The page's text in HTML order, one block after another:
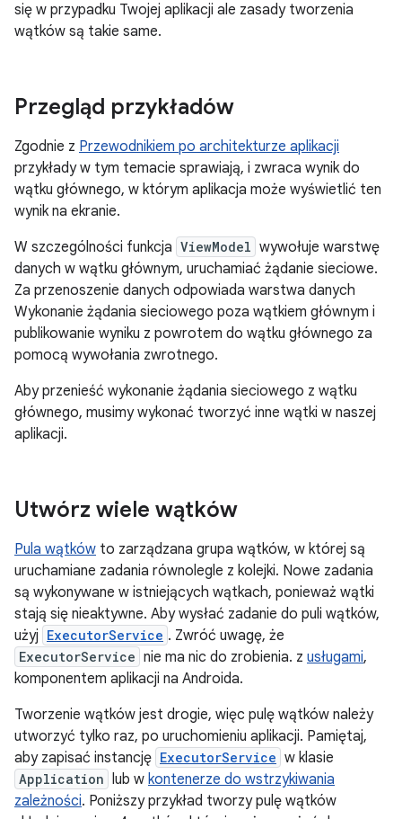
się w przypadku Twojej aplikacji ale zasady tworzenia
wątków są takie same.
Przegląd przykładów
Zgodnie z Przewodnikiem po architekturze aplikacji
przykłady w tym temacie sprawiają, i zwraca wynik do
wątku głównego, w którym aplikacja może wyświetlić ten
wynik na ekranie.
W szczególności funkcja ViewModel wywołuje warstwę
danych w wątku głównym, uruchamiać żądanie sieciowe.
Za przenoszenie danych odpowiada warstwa danych
Wykonanie żądania sieciowego poza wątkiem głównym i
publikowanie wyniku z powrotem do wątku głównego za
pomocą wywołania zwrotnego.
Aby przenieść wykonanie żądania sieciowego z wątku
głównego, musimy wykonać tworzyć inne wątki w naszej
aplikacji.
Utwórz wiele wątków
Pula wątków to zarządzana grupa wątków, w której są
uruchamiane zadania równolegle z kolejki. Nowe zadania
są wykonywane w istniejących wątkach, ponieważ wątki
stają się nieaktywne. Aby wysłać zadanie do puli wątków,
użyj ExecutorService . Zwróć uwagę, że
ExecutorService nie ma nic do zrobienia. z usługami,
komponentem aplikacji na Androida.
Tworzenie wątków jest drogie, więc pulę wątków należy
utworzyć tylko raz, po uruchomieniu aplikacji. Pamiętaj,
aby zapisać instancję ExecutorService w klasie
Application lub w kontenerze do wstrzykiwania
zależności. Poniższy przykład tworzy pulę wątków